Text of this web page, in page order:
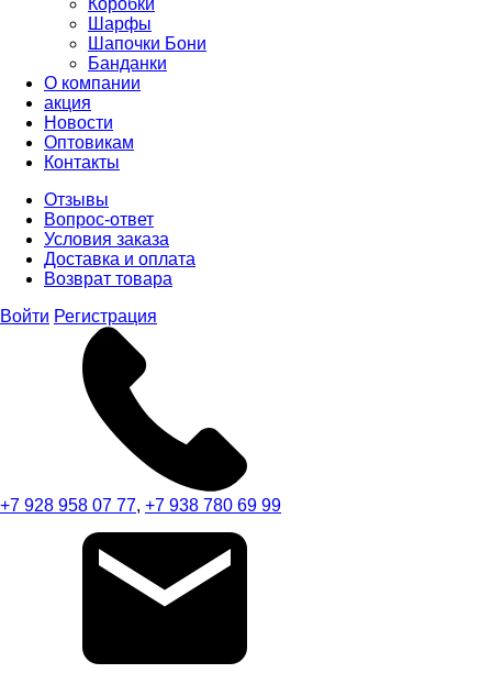
Коробки
Шарфы
Шапочки Бони
Банданки
О компании
акция
Новости
Оптовикам
Контакты
Отзывы
Вопрос-ответ
Условия заказа
Доставка и оплата
Возврат товара
Войти Регистрация
+7 928 958 07 77, +7 938 780 69 99